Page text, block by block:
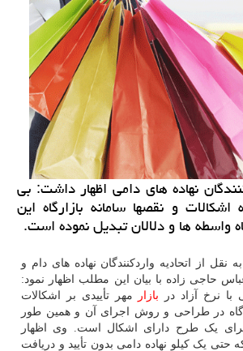
نهاده های دامی اظهار داشت: بی
و نقصها سامانه بازارگاه این
واسطه ها و دلالان تبدیل نموده است.
نقل از اتحادیه واردکنندگان نهاده های دام و
حاجی زاده با بیان این مطلب اظهار نمود:
با نرخ آزاد در بازار
مهر تأییدی بر اشکالات
در طراحی و روش اجرای آن و همین طور
یک طرح دارای اشکال است. وی اظهار
یک کیلو نهاده دامی بدون تأیید و دریافت